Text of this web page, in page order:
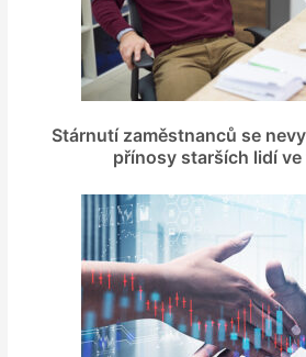
Stárnutí zaměstnanců se
přínosy starších lidí ve